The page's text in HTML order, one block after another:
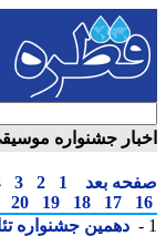
جشنواره موسیقی
بعد 1
2
3
4
17
18
19
20
دهمین جشنواره